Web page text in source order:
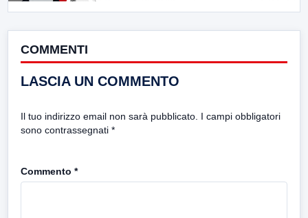
COMMENTI
LASCIA UN COMMENTO
Il tuo indirizzo email non sarà pubblicato. I campi obbligatori
sono contrassegnati *
Commento *